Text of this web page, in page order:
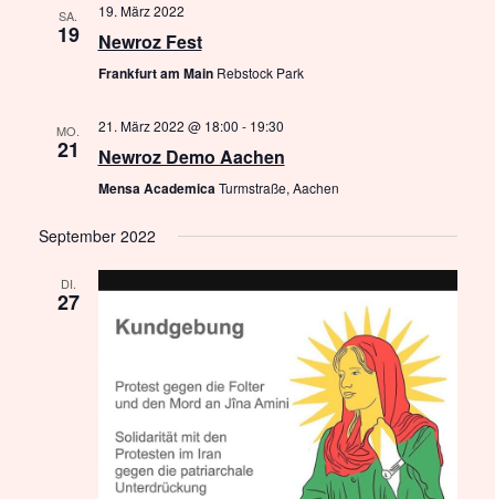
SA.
19
19. März 2022
Newroz Fest
Frankfurt am Main Rebstock Park
MO.
21
21. März 2022 @ 18:00 - 19:30
Newroz Demo Aachen
Mensa AcademicaTurmstraße, Aachen
September 2022
DI.
27